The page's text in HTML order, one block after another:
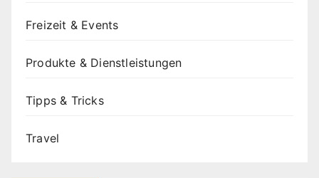
Freizeit & Events
Produkte & Dienstleistungen
Tipps & Tricks
Travel